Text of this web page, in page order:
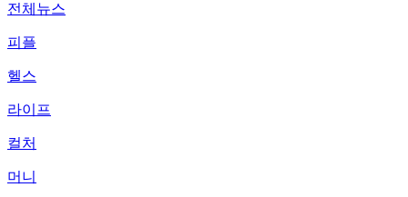
전체뉴스
피플
헬스
라이프
컬처
머니